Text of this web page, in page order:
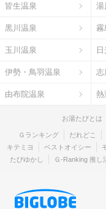
皆生温泉 湯
黒川温泉 霧
玉川温泉
伊勢・鳥羽温泉 志
由布院温泉 熱
お湯たびとは
Ｇランキング だれどこ
キテミヨ
ベストオイシー
たびゆかし
Ｇ-Ranking 推し